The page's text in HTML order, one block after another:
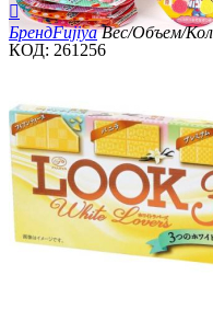
Скидка
19%

БрендFujiya Вес/Объем/
КОД: 261256